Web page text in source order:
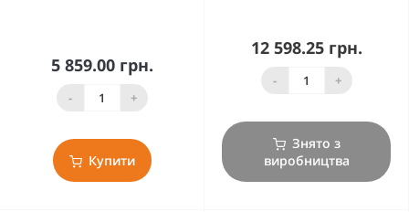
5 859.00 грн.
- +
Купити
12 598.25 грн.
- +
Знято з
виробництва